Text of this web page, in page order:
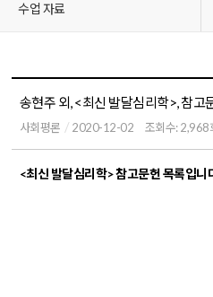
수업 자료
송현주 외, <최신 발달심리학>, 참고
사회평론 2020-12-02 조회수: 2,968
<최신 발달심리학> 참고문헌 목록입니